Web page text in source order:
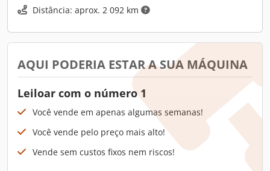
Distância: aprox. 2 092 km
AQUI PODERIA ESTAR A SUA MÁQUINA
Leiloar com o número 1
Você vende em apenas algumas semanas!
Você vende pelo preço mais alto!
Vende sem custos fixos nem riscos!